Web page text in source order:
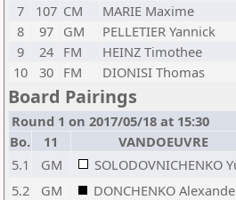
7
107 CM MARIE Maxime
8
97 GM PELLETIER Yannick
9
24 FM HEINZ Timothee
10
30 FM DIONISI Thomas
Board Pairings
Round 1 on 2017/05/18 at 15:30
Bo.
11 VANDOEUVRE
5.1
GM SOLODOVNICHENKO
5.2
GM DONCHENKO